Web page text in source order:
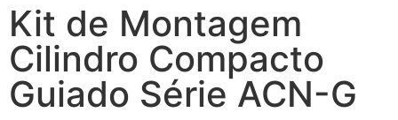
Kit de Montagem
Cilindro Compacto
Guiado Série ACN-G